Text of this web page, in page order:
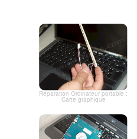
Réparation Ordinateur portable :
Carte graphique